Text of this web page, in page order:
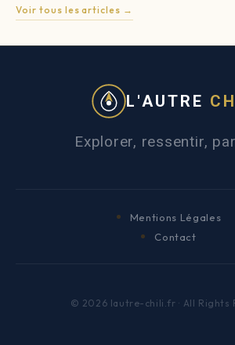
Voir tous les articles →
L'AUTRE
Explorer, ressentir,
Mentions Légales
Contact
© 2026 lautre-chili.fr · All Rights